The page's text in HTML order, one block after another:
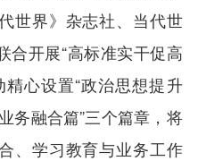
世界》杂志社、当代世
合开展“高标准实干促高
心设置“政治思想提升
务融合篇”三个篇章，将
、学习教育与业务工作